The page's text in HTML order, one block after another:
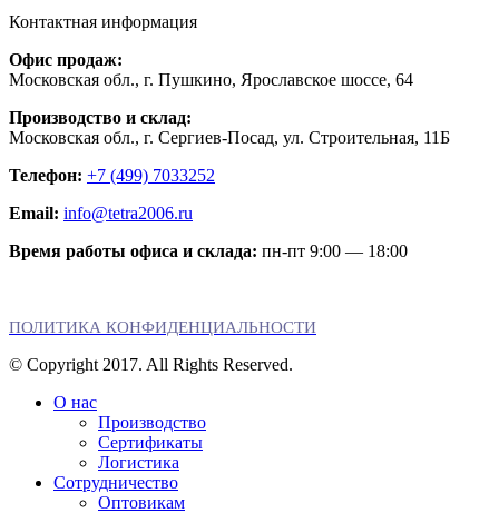
Контактная информация
Офис продаж:
Московская обл., г. Пушкино, Ярославское шоссе, 64
Производство и склад:
Московская обл., г. Сергиев-Посад, ул. Строительная, 11Б
Телефон: +7 (499) 7033252
Email: info@tetra2006.ru
Время работы офиса и склада: пн-пт 9:00 — 18:00
ПОЛИТИКА КОНФИДЕНЦИАЛЬНОСТИ
© Copyright 2017. All Rights Reserved.
О нас
Производство
Сертификаты
Логистика
Сотрудничество
Оптовикам